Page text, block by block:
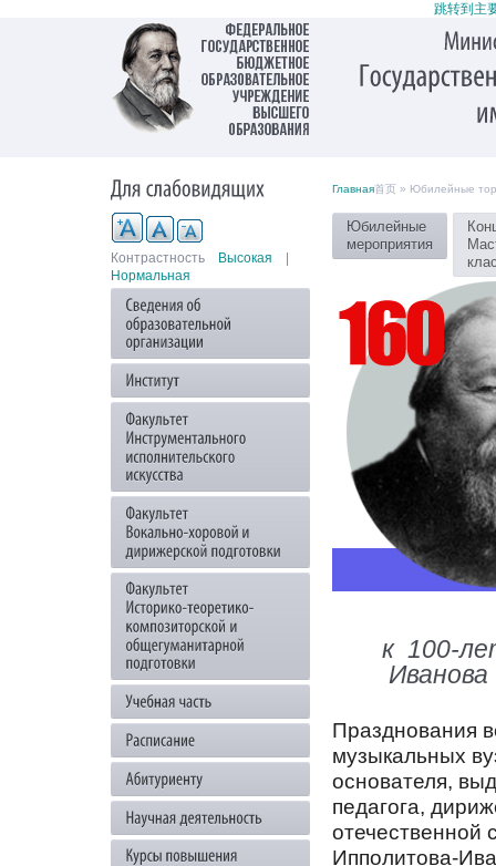
跳转到主
Контрастность Высокая
Нормальная
Главная首页 » Юбилейные
Юбилейные
мероприятия
к 100-
Празднования
музыкальных
основателя,
педагога,
отечественной
Ипполитова-